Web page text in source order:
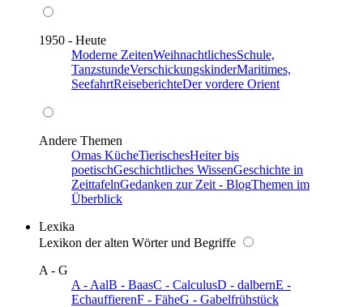
1950 - Heute
Moderne ZeitenWeihnachtlichesSchule,
TanzstundeVerschickungskinderMaritimes,
SeefahrtReiseberichteDer vordere Orient
Andere Themen
Omas KücheTierischesHeiter bis
poetischGeschichtliches WissenGeschichte in
ZeittafelnGedanken zur Zeit - BlogThemen im
Überblick
Lexika
Lexikon der alten Wörter und Begriffe
A - G
A - AalB - BaasC - CalculusD - dalbernE -
EchauffierenF - FäheG - Gabelfrühstück